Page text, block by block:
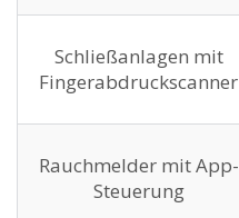
Schließanlagen mit
Fingerabdruckscanner
Rauchmelder mit⁣ App-
Steuerung